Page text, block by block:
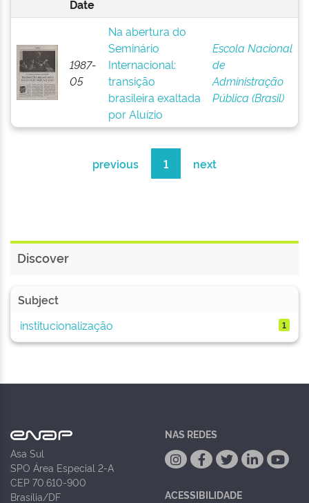
Date
1987-
05
Na abertura do
Seminário
Internacional:
transição
brasileira exaltada
por Aluízio
Escola Nacional
de
Administração
Pública (Brasil)
previous 1 next
Discover
Subject
institucionalização
1
Asa Sul
SPO Área Especial 2-A
CEP 70.610-900
Brasília/DF
NAS REDES
ACESSIBILIDADE